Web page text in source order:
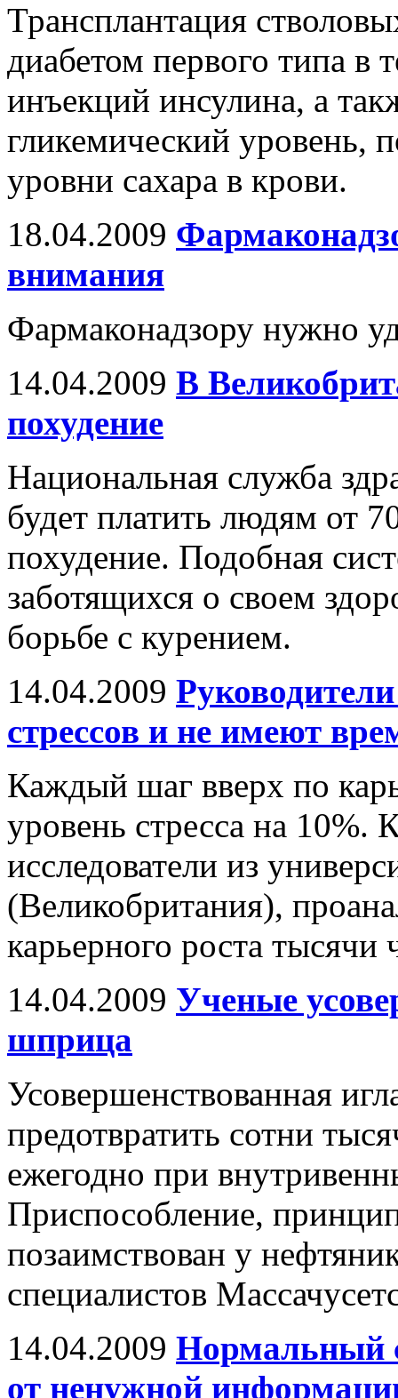
Трансплантация
диабетом первого типа в
инъекций инсулина, а
гликемический уровень,
уровни сахара в крови.
18.04.2009
внимания
Фармаконадзору нужно
14.04.2009 В
похудение
Национальная служба
будет платить людям от
похудение. Подобная
заботящихся о своем
борьбе с курением.
14.04.2009
стрессов и не имеют
Каждый шаг вверх по
уровень стресса на
исследователи из
(Великобритания),
карьерного роста
14.04.2009 Ученые
шприца
Усовершенствованная
предотвратить сотни
ежегодно при
Приспособление,
позаимствован у
специалистов
14.04.2009 Нормальный
от ненужной